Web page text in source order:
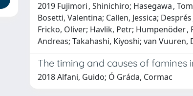
2019 Fujimori , Shinichiro; Hasegawa ,
Bosetti, Valentina; Callen, Jessica;
Fricko, Oliver; Havlik, Petr; Humpenöder ,
Andreas; Takahashi, Kiyoshi; van Vuuren,
The timing and causes of famines
2018 Alfani, Guido; Ó Gráda, Cormac